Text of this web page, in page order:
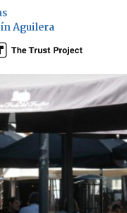
Aguilera